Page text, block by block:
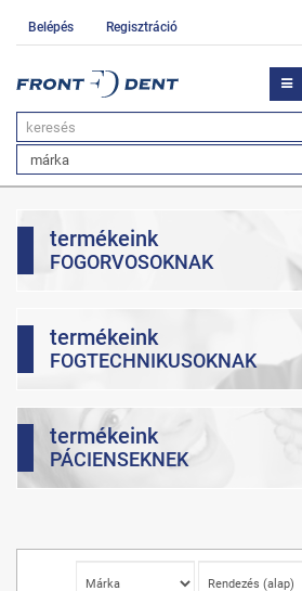
Belépés Regisztráció
termékeink
FOGORVOSOKNAK
termékeink
FOGTECHNIKUSOKNAK
termékeink
PÁCIENSEKNEK